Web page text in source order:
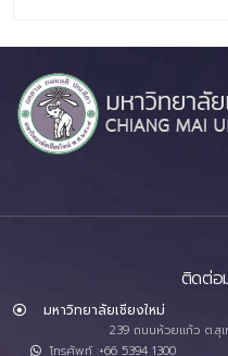
ติดต่อ
มหาวิทยาลัยเชียงใหม่
239 ถนนห้วยแก้ว ต.สุ
โทรศัพท์ :+66 5394 1300